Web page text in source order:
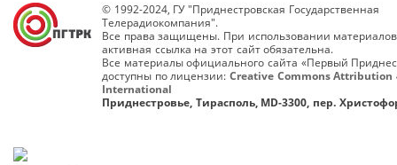
© 1992-2024, ГУ "Приднестровская Государственная
Телерадиокомпания".
Все права защищены. При использовании
активная ссылка на этот сайт обязательна.
Все материалы официального сайта «Первый
доступны по лицензии: Creative Commons Attribution
International
Приднестровье, Тирасполь, MD-3300, пер.